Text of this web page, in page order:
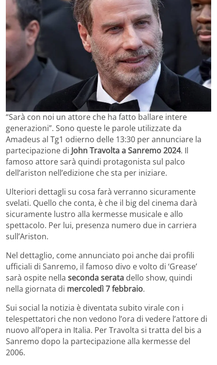
“Sarà con noi un attore che ha fatto ballare intere
generazioni”. Sono queste le parole utilizzate da
Amadeus al Tg1 odierno delle 13:30 per annunciare la
partecipazione di John Travolta a Sanremo 2024. Il
famoso attore sarà quindi protagonista sul palco
dell’ariston nell’edizione che sta per iniziare.
Ulteriori dettagli su cosa farà verranno sicuramente
svelati. Quello che conta, è che il big del cinema darà
sicuramente lustro alla kermesse musicale e allo
spettacolo. Per lui, presenza numero due in carriera
sull’Ariston.
Nel dettaglio, come annunciato poi anche dai profili
ufficiali di Sanremo, il famoso divo e volto di ‘Grease’
sarà ospite nella seconda serata dello show, quindi
nella giornata di mercoledì 7 febbraio.
Sui social la notizia è diventata subito virale con i
telespettatori che non vedono l’ora di vedere l’attore di
nuovo all’opera in Italia. Per Travolta si tratta del bis a
Sanremo dopo la partecipazione alla kermesse del
2006.